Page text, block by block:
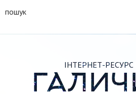
пошук
ІНТЕРНЕТ-РЕСУРС